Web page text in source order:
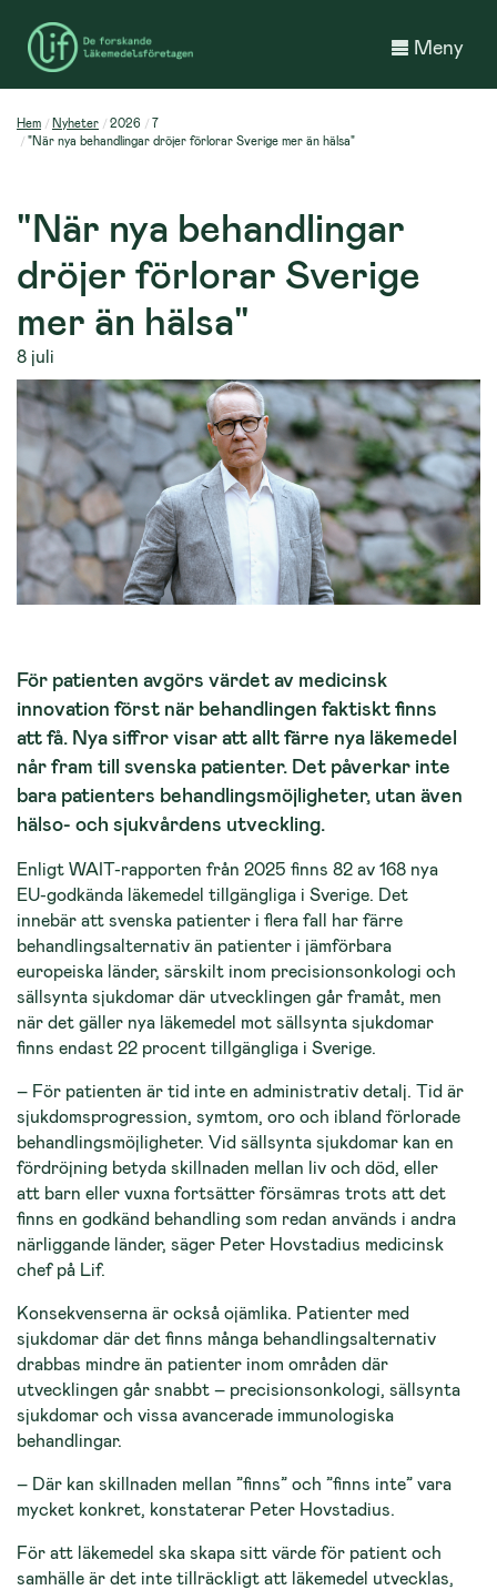
Meny
Hem Nyheter 2026
7
"När nya behandlingar dröjer förlorar Sverige mer än hälsa"
"När nya behandlingar
dröjer förlorar Sverige
mer än hälsa"
8 juli
För patienten avgörs värdet av medicinsk
innovation först när behandlingen faktiskt finns
att få. Nya siffror visar att allt färre nya läkemedel
når fram till svenska patienter. Det påverkar inte
bara patienters behandlingsmöjligheter, utan även
hälso- och sjukvårdens utveckling.
Enligt WAIT-rapporten från 2025 finns 82 av 168 nya
EU-godkända läkemedel tillgängliga i Sverige. Det
innebär att svenska patienter i flera fall har färre
behandlingsalternativ än patienter i jämförbara
europeiska länder, särskilt inom precisionsonkologi och
sällsynta sjukdomar där utvecklingen går framåt, men
när det gäller nya läkemedel mot sällsynta sjukdomar
finns endast 22 procent tillgängliga i Sverige.
– För patienten är tid inte en administrativ detalj. Tid är
sjukdomsprogression, symtom, oro och ibland förlorade
behandlingsmöjligheter. Vid sällsynta sjukdomar kan en
fördröjning betyda skillnaden mellan liv och död, eller
att barn eller vuxna fortsätter försämras trots att det
finns en godkänd behandling som redan används i andra
närliggande länder, säger Peter Hovstadius medicinsk
chef på Lif.
Konsekvenserna är också ojämlika. Patienter med
sjukdomar där det finns många behandlingsalternativ
drabbas mindre än patienter inom områden där
utvecklingen går snabbt – precisionsonkologi, sällsynta
sjukdomar och vissa avancerade immunologiska
behandlingar.
– Där kan skillnaden mellan ”finns” och ”finns inte” vara
mycket konkret, konstaterar Peter Hovstadius.
För att läkemedel ska skapa sitt värde för patient och
samhälle är det inte tillräckligt att läkemedel utvecklas,